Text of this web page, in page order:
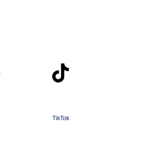
TikTok